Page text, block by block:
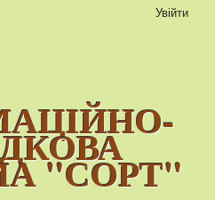
"СОРТ"
Увійти